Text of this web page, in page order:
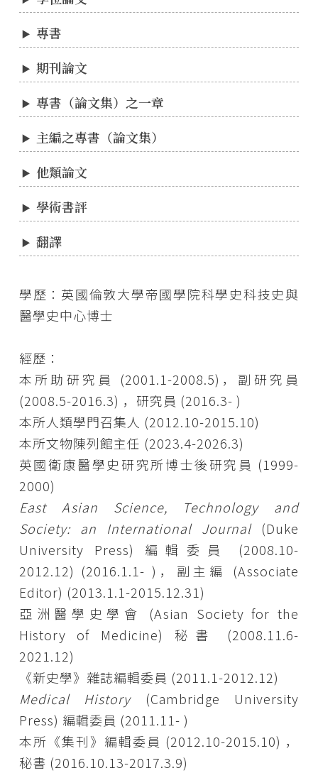
專書
期刊論文
專書（論文集）之一章
主編之專書（論文集）
他類論文
學術書評
翻譯
學歷：英國倫敦大學帝國學院科學史科技史與
醫學史中心博士
經歷：
本所助研究員 (2001.1-2008.5)，副研究員
(2008.5-2016.3) ，研究員 (2016.3- )
本所人類學門召集人 (2012.10-2015.10)
本所文物陳列館主任 (2023.4-2026.3)
英國衛康醫學史研究所博士後研究員 (1999-
2000)
East Asian Science, Technology and
Society: an International Journal(Duke
University Press) 編輯委員 (2008.10-
2012.12) (2016.1.1- )，副主編 (Associate
Editor) (2013.1.1-2015.12.31)
亞洲醫學史學會 (Asian Society for the
History of Medicine) 秘書 (2008.11.6-
2021.12)
《新史學》雜誌編輯委員 (2011.1-2012.12)
Medical History(Cambridge University
Press) 編輯委員 (2011.11- )
本所《集刊》編輯委員 (2012.10-2015.10) ，
秘書 (2016.10.13-2017.3.9)